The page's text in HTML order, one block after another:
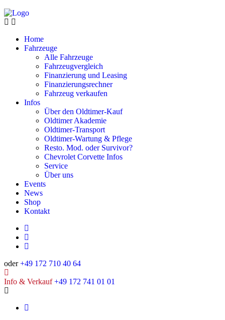
Home
Fahrzeuge
Alle Fahrzeuge
Fahrzeugvergleich
Finanzierung und Leasing
Finanzierungsrechner
Fahrzeug verkaufen
Infos
Über den Oldtimer-Kauf
Oldtimer Akademie
Oldtimer-Transport
Oldtimer-Wartung & Pflege
Resto. Mod. oder Survivor?
Chevrolet Corvette Infos
Service
Über uns
Events
News
Shop
Kontakt
oder+49 172 710 40 64
Info & Verkauf+49 172 741 01 01